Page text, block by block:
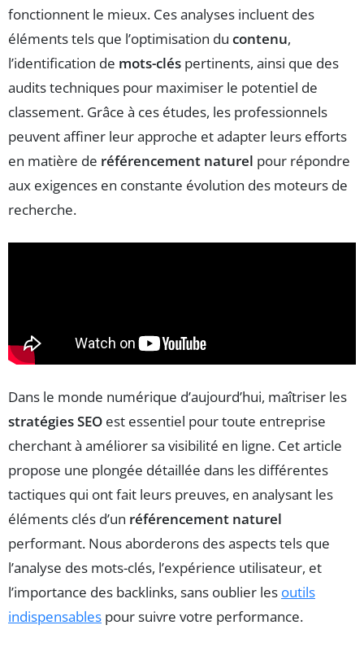
fonctionnent le mieux. Ces analyses incluent des
éléments tels que l’optimisation du contenu,
l’identification de mots-clés pertinents, ainsi que des
audits techniques pour maximiser le potentiel de
classement. Grâce à ces études, les professionnels
peuvent affiner leur approche et adapter leurs efforts
en matière de référencement naturel pour répondre
aux exigences en constante évolution des moteurs de
recherche.
Dans le monde numérique d’aujourd’hui, maîtriser les
stratégies SEO est essentiel pour toute entreprise
cherchant à améliorer sa visibilité en ligne. Cet article
propose une plongée détaillée dans les différentes
tactiques qui ont fait leurs preuves, en analysant les
éléments clés d’un référencement naturel
performant. Nous aborderons des aspects tels que
l’analyse des mots-clés, l’expérience utilisateur, et
l’importance des backlinks, sans oublier les outils
indispensables pour suivre votre performance.